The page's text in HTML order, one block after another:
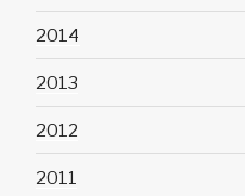
2014
2013
2012
2011